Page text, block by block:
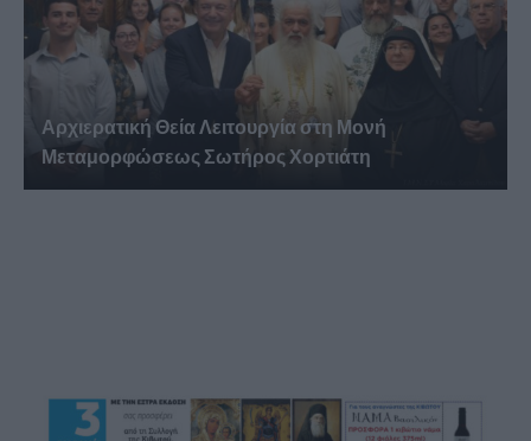
Αρχιερατική Θεία Λειτουργία στη Μονή
Μεταμορφώσεως Σωτήρος Χορτιάτη